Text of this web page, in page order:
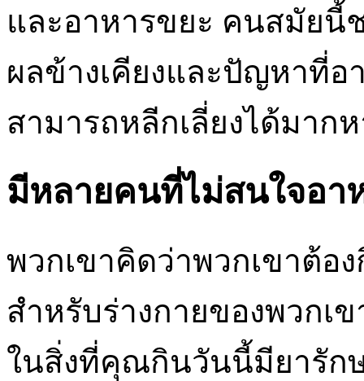
และอาหารขยะ คนสมัยนี้
ผลข้างเคียงและปัญหาที่อ
สามารถหลีกเลี่ยงได้มา
มีหลายคนที่ไม่สนใจอา
พวกเขาคิดว่าพวกเขาต้อ
สำหรับร่างกายของพวกเ
ในสิ่งที่คุณกินวันนี้มียารัก